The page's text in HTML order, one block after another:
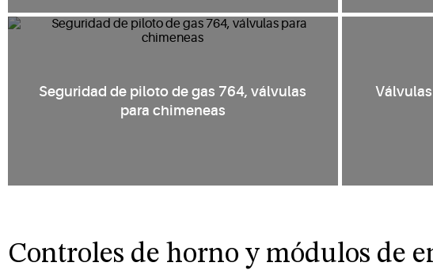
Seguridad de piloto de gas 764, válvulas
para chimeneas
Controles de horno y módulos de